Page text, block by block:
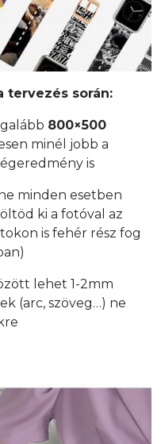
tervezés során:
800×500
minél jobb a
is
minden esetben
ki a fotóval az
is fehér rész fog
lehet 1-2mm
(arc, szöveg…) ne